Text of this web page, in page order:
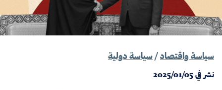
سياسة واقتصاد/ سياسة دولية
نشر في2025/01/05